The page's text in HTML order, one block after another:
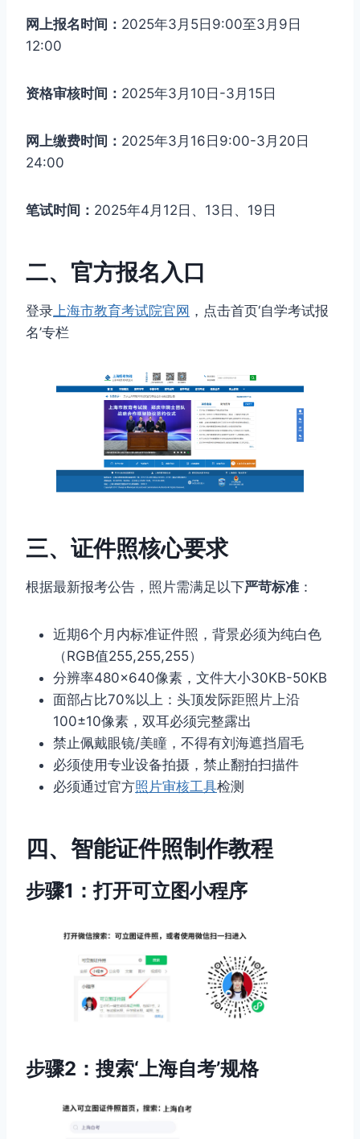
网上报名时间： 2025年3月5日9:00至3月9日
12:00
资格审核时间： 2025年3月10日-3月15日
网上缴费时间： 2025年3月16日9:00-3月20日
24:00
笔试时间： 2025年4月12日、13日、19日
二、官方报名入口
登录 上海市教育考试院官网 ，点击首页‘自学考试报
名’专栏
三、证件照核心要求
根据最新报考公告，照片需满足以下严苛标准 ：
近期6个月内标准证件照，背景必须为纯白色
（RGB值255,255,255）
分辨率480×640像素，文件大小30KB-50KB
面部占比70%以上：头顶发际距照片上沿
100±10像素，双耳必须完整露出
禁止佩戴眼镜/美瞳，不得有刘海遮挡眉毛
必须使用专业设备拍摄，禁止翻拍扫描件
必须通过官方照片审核工具检测
四、智能证件照制作教程
步骤1：打开可立图小程序
步骤2：搜索‘上海自考’规格